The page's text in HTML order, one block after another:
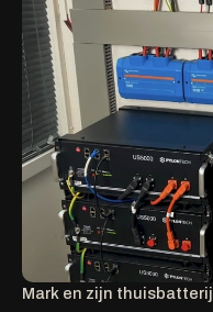
Mark en zijn thuisbatterij